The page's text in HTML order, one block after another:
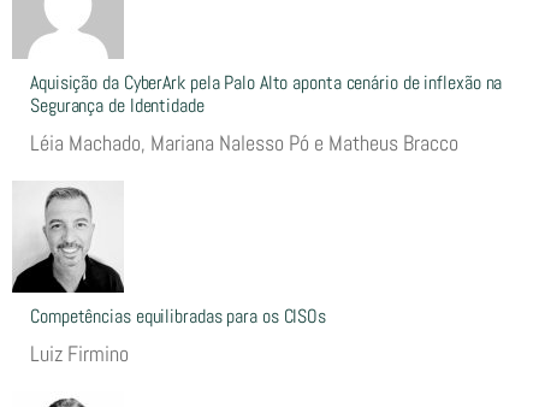
Aquisição da CyberArk pela Palo Alto aponta cenário de inflexão na
Segurança de Identidade
Léia Machado, Mariana Nalesso Pó e Matheus Bracco
Competências equilibradas para os CISOs
Luiz Firmino